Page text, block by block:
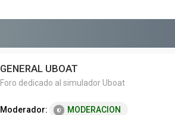
GENERAL UBOAT
Foro dedicado al simulador Uboat
Moderador: MODERACION